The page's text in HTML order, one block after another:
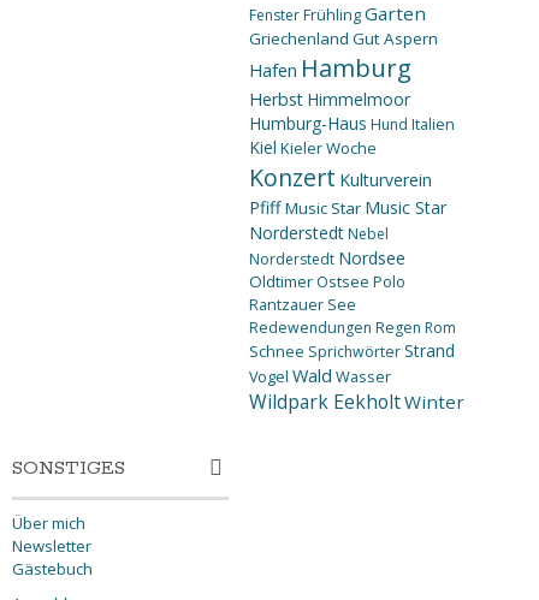
FensterFrühlingGarten
Griechenland Gut Aspern
Hafen Hamburg
Herbst Himmelmoor
Humburg-Haus Hund Italien
Kiel Kieler Woche
Konzert Kulturverein
PfiffMusic Star Music Star
Norderstedt Nebel
Norderstedt Nordsee
OldtimerOstsee Polo
Rantzauer See
Redewendungen Regen Rom
Schnee SprichwörterStrand
Vogel Wald Wasser
Wildpark EekholtWinter
SONSTIGES
Über mich
Newsletter
Gästebuch